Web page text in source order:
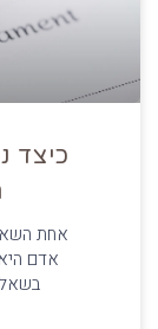
כיצד
אחת
אדם